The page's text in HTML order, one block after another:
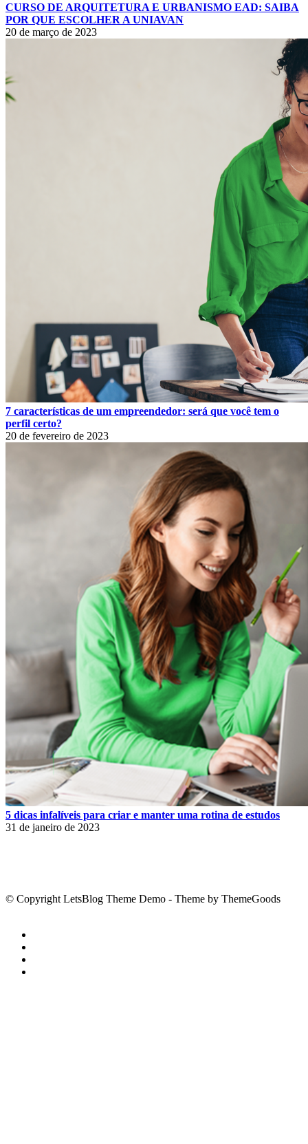
CURSO DE ARQUITETURA E URBANISMO EAD: SAIBA
POR QUE ESCOLHER A UNIAVAN
20 de março de 2023
7 características de um empreendedor: será que você tem o
perfil certo?
20 de fevereiro de 2023
5 dicas infalíveis para criar e manter uma rotina de estudos
31 de janeiro de 2023
© Copyright LetsBlog Theme Demo - Theme by ThemeGoods